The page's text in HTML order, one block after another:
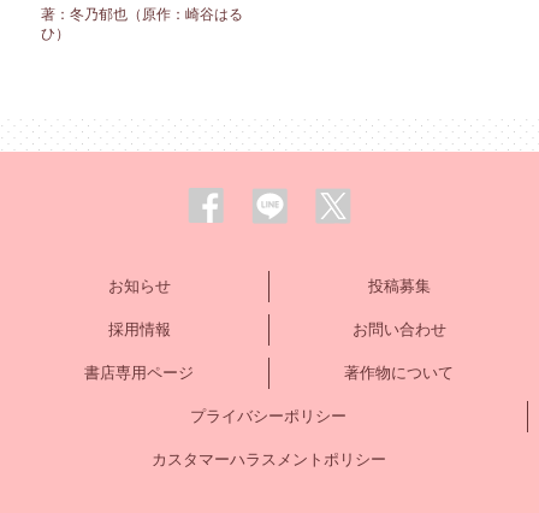
著：冬乃郁也（原作：崎谷はる
ひ）
お知らせ 投稿募集
採用情報 お問い合わせ
書店専用ページ 著作物について
プライバシーポリシー
カスタマーハラスメントポリシー